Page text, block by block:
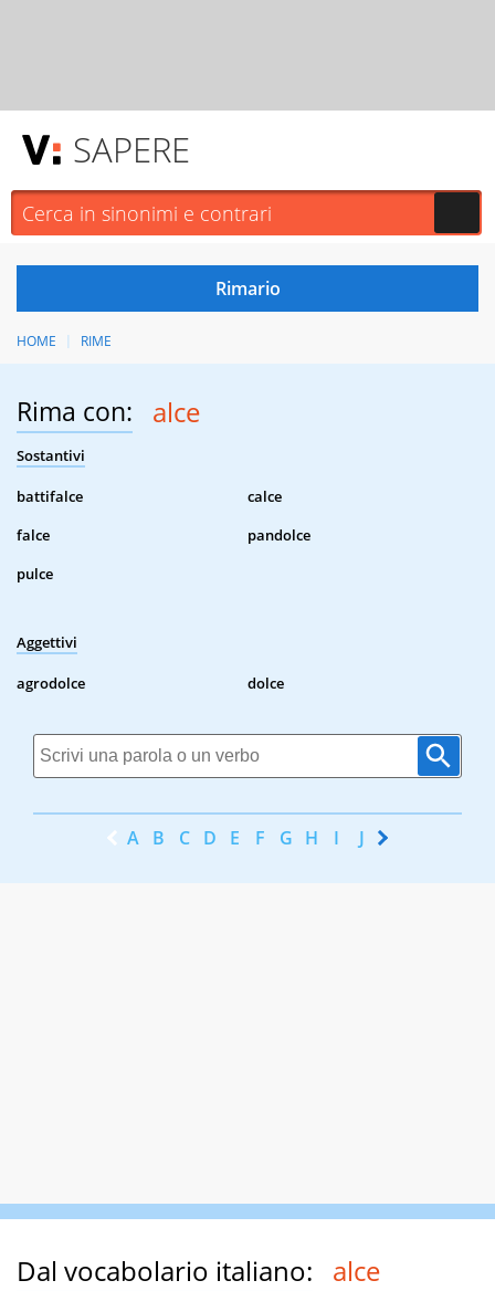
SAPERE
HOME RIME
Rima con: alce
Sostantivi
battifalce
calce
falce
pandolce
pulce
Aggettivi
agrodolce dolce
A B C D E F G H I J K
Dal vocabolario italiano: alce